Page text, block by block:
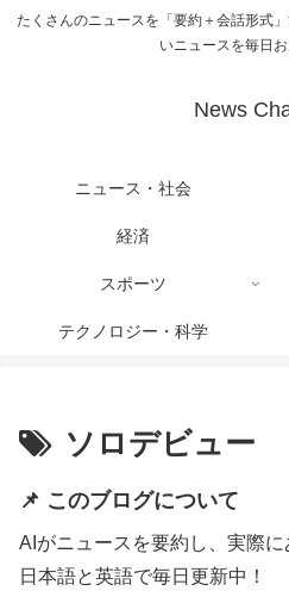
たくさんのニュースを「要約＋会話形式
いニュースを毎日お
News
ニュース・社会
経済
スポーツ
テクノロジー・科学
ソロデビュー
📌 このブログについて
AIがニュースを要約し、実際に
日本語と英語で毎日更新中！